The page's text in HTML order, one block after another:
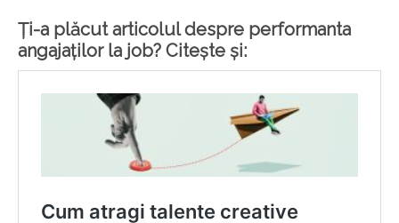
Ți-a plăcut articolul despre performanta
angajaților la job? Citește și: